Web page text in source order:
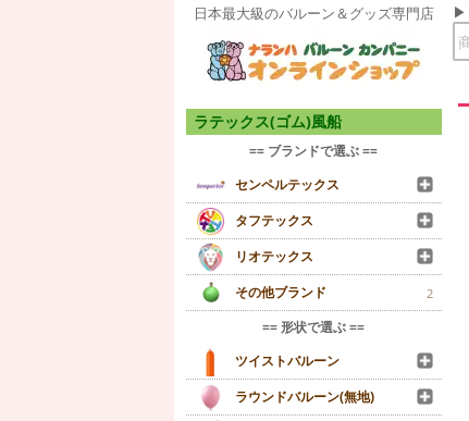
日本最大級のバルーン＆グッズ専門店
ラテックス(ゴム)風船
== ブランドで選ぶ ==
センペルテックス
タフテックス
リオテックス
その他ブランド
2
== 形状で選ぶ ==
ツイストバルーン
ラウンドバルーン(無地)